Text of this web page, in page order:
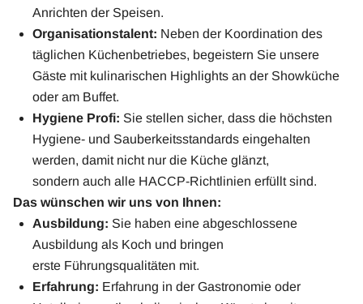
Anrichten der Speisen.
Organisationstalent: Neben der Koordination des
täglichen Küchenbetriebes, begeistern Sie unsere
Gäste mit kulinarischen Highlights an der Showküche
oder am Buffet.
Hygiene Profi: Sie stellen sicher, dass die höchsten
Hygiene- und Sauberkeitsstandards eingehalten
werden, damit nicht nur die Küche glänzt,
sondern auch alle HACCP-Richtlinien erfüllt sind.
Das wünschen wir uns von Ihnen:
Ausbildung: Sie haben eine abgeschlossene
Ausbildung als Koch und bringen
erste Führungsqualitäten mit.
Erfahrung: Erfahrung in der Gastronomie oder